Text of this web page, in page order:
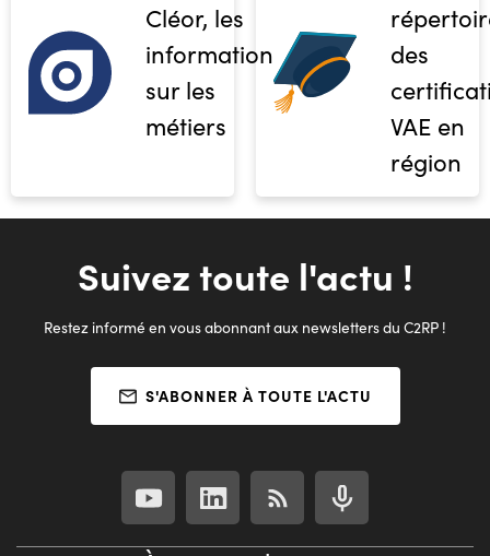
Cléor, les
informations
sur les
métiers
des
VAE en
région
Suivez toute l'actu !
Restez informé en vous abonnant aux newsletters du C2RP !
S'ABONNER À TOUTE L'ACTU